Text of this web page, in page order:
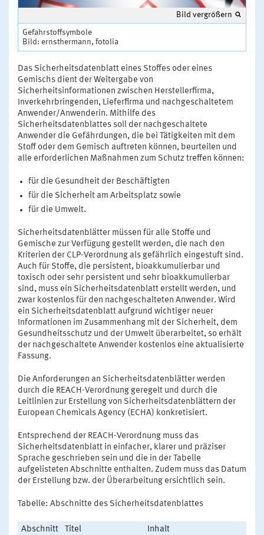
Bild vergrößern
Gefahrstoffsymbole
Bild: ernsthermann, fotolia
Das Sicherheitsdatenblatt eines Stoffes oder eines
Gemischs dient der Weitergabe von
Sicherheitsinformationen zwischen Herstellerfirma,
Inverkehrbringenden, Lieferfirma und nachgeschaltetem
Anwender/Anwenderin. Mithilfe des
Sicherheitsdatenblattes soll der nachgeschaltete
Anwender die Gefährdungen, die bei Tätigkeiten mit dem
Stoff oder dem Gemisch auftreten können, beurteilen und
alle erforderlichen Maßnahmen zum Schutz treffen können:
für die Gesundheit der Beschäftigten
für die Sicherheit am Arbeitsplatz sowie
für die Umwelt.
Sicherheitsdatenblätter müssen für alle Stoffe und
Gemische zur Verfügung gestellt werden, die nach den
Kriterien der CLP-Verordnung als gefährlich eingestuft sind.
Auch für Stoffe, die persistent, bioakkumulierbar und
toxisch oder sehr persistent und sehr bioakkumulierbar
sind, muss ein Sicherheitsdatenblatt erstellt werden, und
zwar kostenlos für den nachgeschalteten Anwender. Wird
ein Sicherheitsdatenblatt aufgrund wichtiger neuer
Informationen im Zusammenhang mit der Sicherheit, dem
Gesundheitsschutz und der Umwelt überarbeitet, so erhält
der nachgeschaltete Anwender kostenlos eine aktualisierte
Fassung.
Die Anforderungen an Sicherheitsdatenblätter werden
durch die REACH-Verordnung geregelt und durch die
Leitlinien zur Erstellung von Sicherheitsdatenblättern der
European Chemicals Agency (ECHA) konkretisiert.
Entsprechend der REACH-Verordnung muss das
Sicherheitsdatenblatt in einfacher, klarer und präziser
Sprache geschrieben sein und die in der Tabelle
aufgelisteten Abschnitte enthalten. Zudem muss das Datum
der Erstellung bzw. der Überarbeitung ersichtlich sein.
Tabelle: Abschnitte des Sicherheitsdatenblattes
Abschnitt Titel
Inhalt